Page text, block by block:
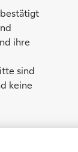
bestätigt
ihre
sind
keine